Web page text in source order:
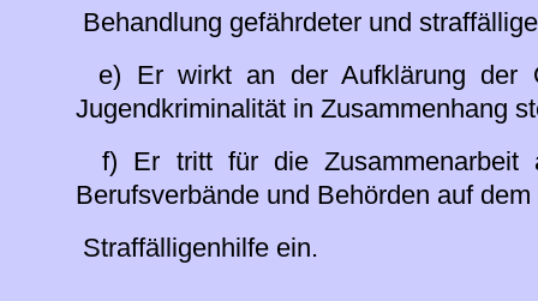
Behandlung gefährdeter und
e) Er wirkt an der Aufklärung der
Jugendkriminalität in Zusammenhang
f) Er tritt für die Zusammenarbeit
Berufsverbände und Behörden auf
Straffälligenhilfe ein.